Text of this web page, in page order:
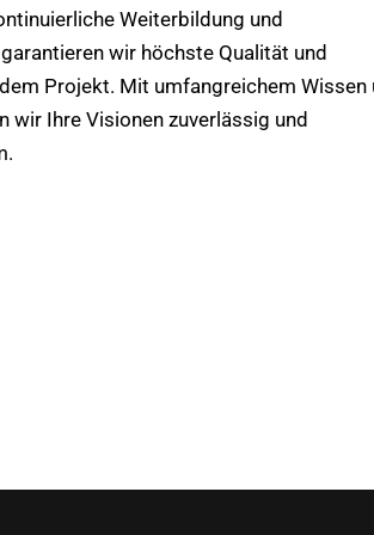
Weiterbildung und
wir höchste Qualität und
Projekt. Mit umfangreichem Wissen
wir Ihre Visionen zuverlässig und